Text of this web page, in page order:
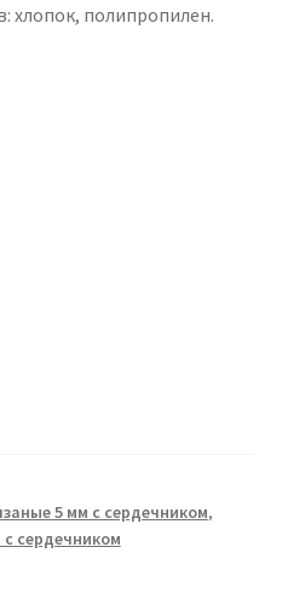
хлопок, полипропилен.
5 мм с сердечником,
сердечником